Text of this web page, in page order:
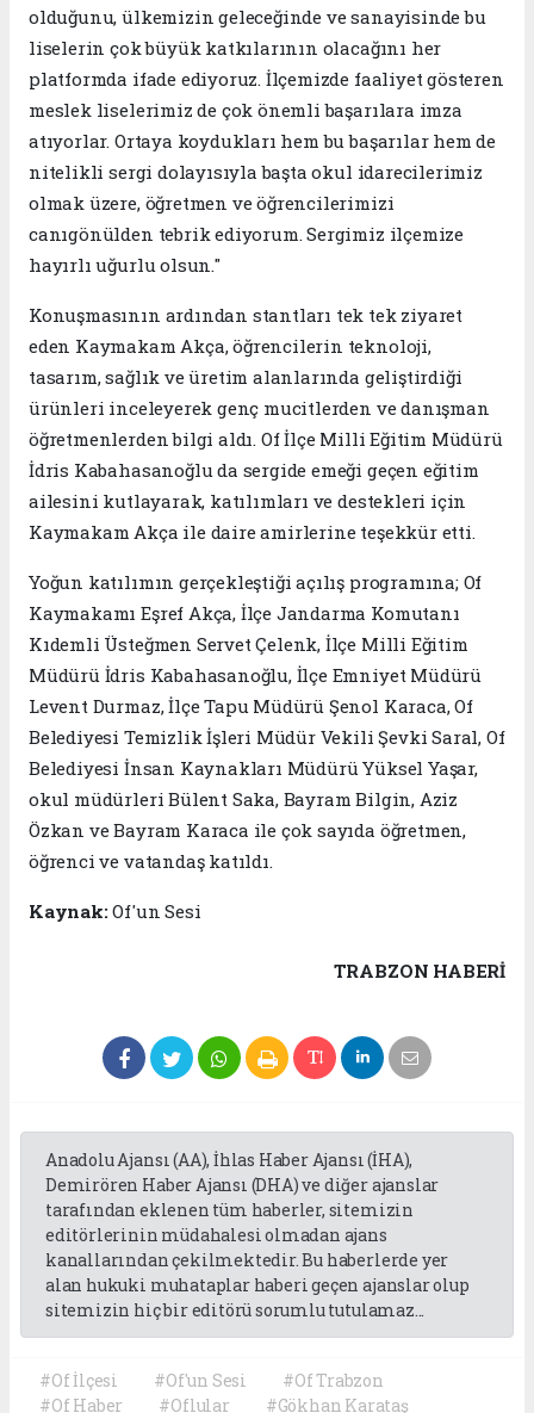
olduğunu, ülkemizin geleceğinde ve sanayisinde bu
liselerin çok büyük katkılarının olacağını her
platformda ifade ediyoruz. İlçemizde faaliyet gösteren
meslek liselerimiz de çok önemli başarılara imza
atıyorlar. Ortaya koydukları hem bu başarılar hem de
nitelikli sergi dolayısıyla başta okul idarecilerimiz
olmak üzere, öğretmen ve öğrencilerimizi
canıgönülden tebrik ediyorum. Sergimiz ilçemize
hayırlı uğurlu olsun."
Konuşmasının ardından stantları tek tek ziyaret
eden Kaymakam Akça, öğrencilerin teknoloji,
tasarım, sağlık ve üretim alanlarında geliştirdiği
ürünleri inceleyerek genç mucitlerden ve danışman
öğretmenlerden bilgi aldı. Of İlçe Milli Eğitim Müdürü
İdris Kabahasanoğlu da sergide emeği geçen eğitim
ailesini kutlayarak, katılımları ve destekleri için
Kaymakam Akça ile daire amirlerine teşekkür etti.
Yoğun katılımın gerçekleştiği açılış programına; Of
Kaymakamı Eşref Akça, İlçe Jandarma Komutanı
Kıdemli Üsteğmen Servet Çelenk, İlçe Milli Eğitim
Müdürü İdris Kabahasanoğlu, İlçe Emniyet Müdürü
Levent Durmaz, İlçe Tapu Müdürü Şenol Karaca, Of
Belediyesi Temizlik İşleri Müdür Vekili Şevki Saral, Of
Belediyesi İnsan Kaynakları Müdürü Yüksel Yaşar,
okul müdürleri Bülent Saka, Bayram Bilgin, Aziz
Özkan ve Bayram Karaca ile çok sayıda öğretmen,
öğrenci ve vatandaş katıldı.
Kaynak:Of'un Sesi
TRABZON HABERİ
Anadolu Ajansı (AA), İhlas Haber Ajansı (İHA),
Demirören Haber Ajansı (DHA) ve diğer ajanslar
tarafından eklenen tüm haberler, sitemizin
editörlerinin müdahalesi olmadan ajans
kanallarından çekilmektedir. Bu haberlerde yer
alan hukuki muhataplar haberi geçen ajanslar olup
sitemizin hiç bir editörü sorumlu tutulamaz...
#Of İlçesi #Of'un Sesi
#Of Trabzon
#Of Haber
#Oflular #Gökhan Karataş